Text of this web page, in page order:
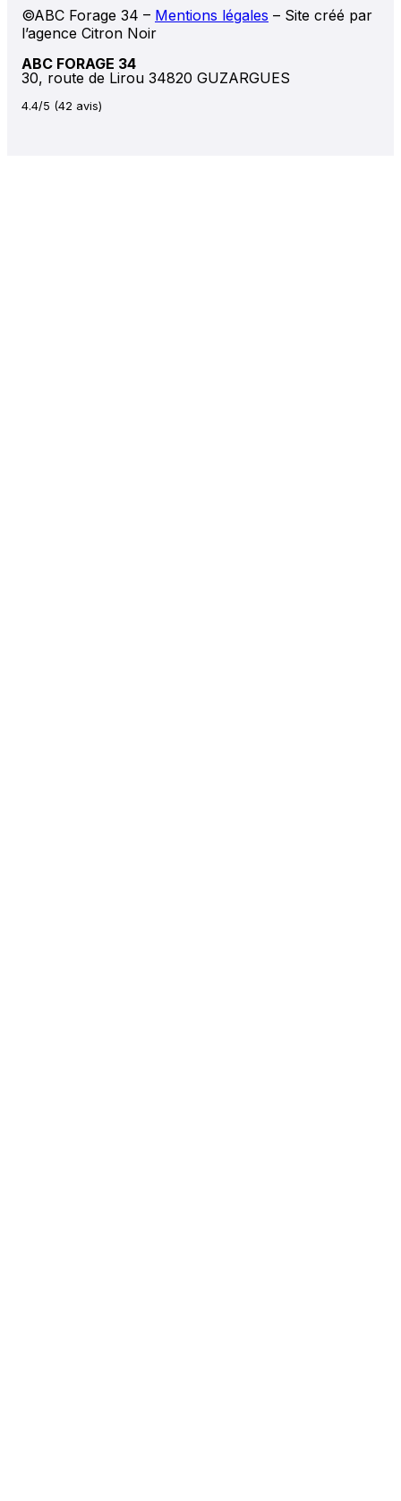
©ABC Forage 34 – Mentions légales – Site créé par
l’agence Citron Noir
ABC FORAGE 34
30, route de Lirou 34820 GUZARGUES
4.4/5 (42 avis)